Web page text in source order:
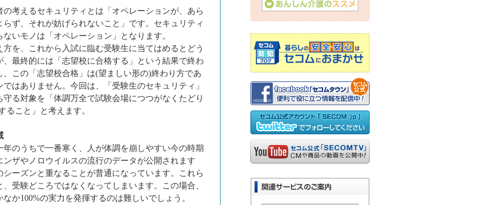
考えるセキュリティとは「オペレーションが、あら
ず、それが妨げられないこと」です。セキュリティ
いモノは「オペレーション」となります。
を、これから入試に臨む受験生に当てはめるとどう
最終的には「志望校に合格する」という結果で終わ
この「志望校合格」は(望ましい形の)終わり方であ
はありません。今回は、「受験生のセキュリティ」
る対象を「体調万全で試験会場につつがなくたどり
ること」と考えます。
のうちで一番寒く、人が体調を崩しやすい今の時期
ザやノロウイルスの流行のデータが公開されます
ーズンと重なることが普通になっています。これら
受験どころではなくなってしまいます。この場合、
か100%の実力を発揮するのは難しいでしょう。